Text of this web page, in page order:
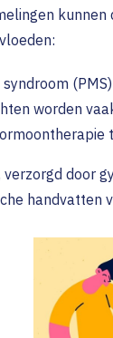
worden
verzorgd door
handvatten